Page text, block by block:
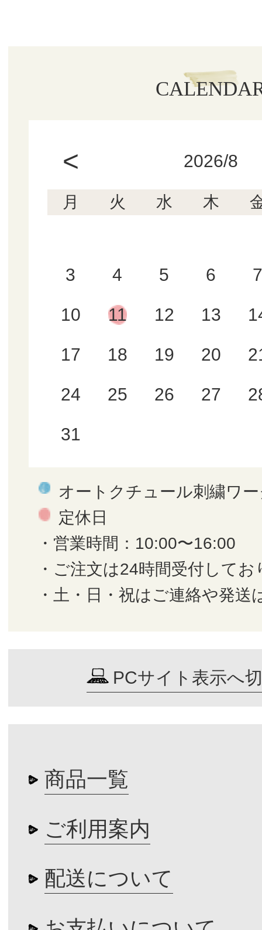
< 2026/8
月 火 水 木
3 4 5 6 7
10 11 12 13
17 18 19 20
24 25 26 27
31
オートクチュール刺繍ワ
定休日
・営業時間：10:00〜16:00
・ご注文は24時間受付してお
・土・日・祝はご連絡や発送
PCサイト表示へ
商品一覧
ご利用案内
配送について